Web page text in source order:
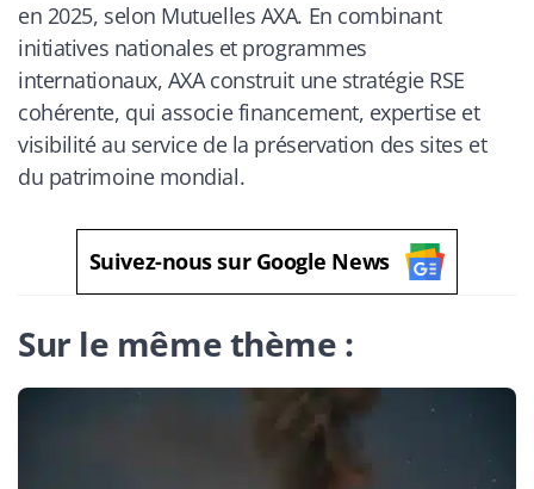
en 2025, selon Mutuelles AXA. En combinant
initiatives nationales et programmes
internationaux, AXA construit une stratégie RSE
cohérente, qui associe financement, expertise et
visibilité au service de la préservation des sites et
du patrimoine mondial.
Suivez-nous sur Google News
Sur le même thème :